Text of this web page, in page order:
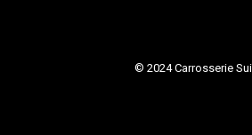
© 2024 Carrosserie